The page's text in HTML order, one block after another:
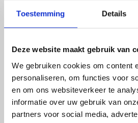
Toestemming Details
Deze website maakt gebruik van
We gebruiken cookies om content
personaliseren, om functies voor
en om ons websiteverkeer te
informatie over uw gebruik van
partners voor social media,
HANDIG OM ER BIJ TE